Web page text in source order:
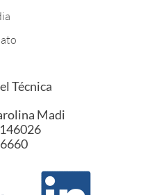
Técnica
Madi